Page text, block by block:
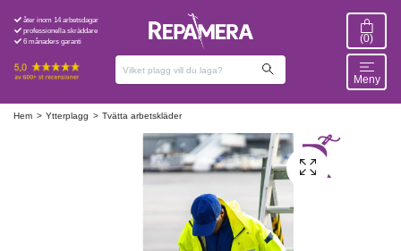
Meny
åter inom 14 arbetsdagar
professionella skräddare
6 månaders garanti
(0)
Hem Ytterplagg Tvätta arbetskläder